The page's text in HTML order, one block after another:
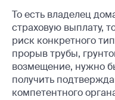
То есть владелец
страховую выплату,
риск конкретного
прорыв трубы,
возмещение, нужно
получить
компетентного